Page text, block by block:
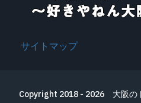
サイトマップ
Copyright 2018 - 2026 大阪の